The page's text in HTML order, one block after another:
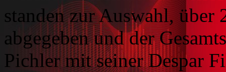
standen zur Auswahl, über
abgegeben und der
Pichler mit seiner Despar